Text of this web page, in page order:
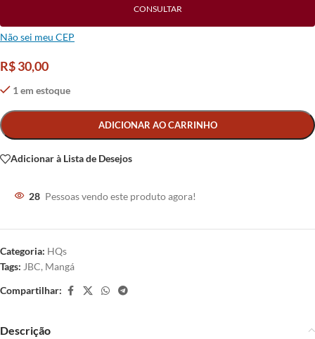
CONSULTAR
Não sei meu CEP
R$30,00
1 em estoque
ADICIONAR AO CARRINHO
Alternative:
Adicionar à Lista de Desejos
28 Pessoas vendo este produto agora!
Categoria: HQs
Tags: JBC, Mangá
Compartilhar:
Descrição